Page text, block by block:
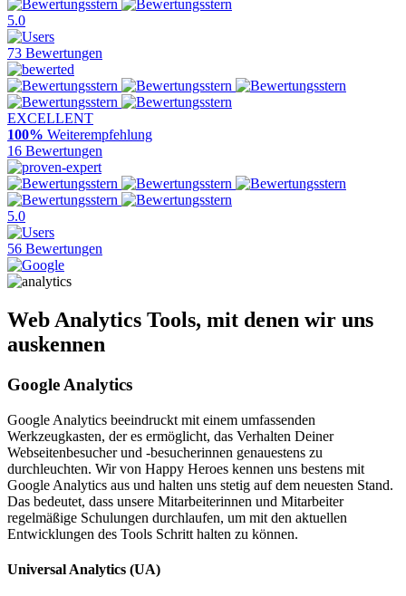
5.0
73 Bewertungen
EXCELLENT
100% Weiterempfehlung
16 Bewertungen
5.0
56 Bewertungen
Web Analytics Tools, mit denen wir uns
auskennen
Google Analytics
Google Analytics beeindruckt mit einem umfassenden
Werkzeugkasten, der es ermöglicht, das Verhalten Deiner
Webseitenbesucher und -besucherinnen genauestens zu
durchleuchten. Wir von Happy Heroes kennen uns bestens mit
Google Analytics aus und halten uns stetig auf dem neuesten Stand.
Das bedeutet, dass unsere Mitarbeiterinnen und Mitarbeiter
regelmäßige Schulungen durchlaufen, um mit den aktuellen
Entwicklungen des Tools Schritt halten zu können.
Universal Analytics (UA)